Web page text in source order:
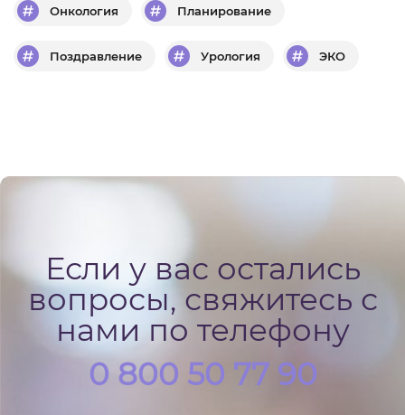
Онкология Планирование
Поздравление Урология ЭКО
Если у вас остались
вопросы, свяжитесь с
нами по телефону
0 800 50 77 90